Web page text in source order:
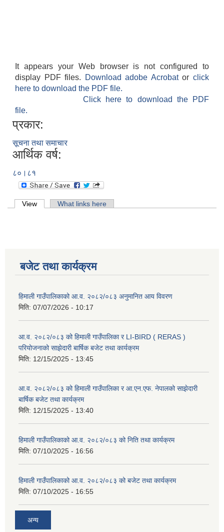
It appears your Web browser is not configured to
display PDF files.
Download adobe Acrobatorclick
here to download the PDF file.
Click here to download the PDF
file.
प्रकार:
सूचना तथा समाचार
आर्थिक वर्ष:
८०।८१
Primary tabs
View (active tab)What links here
बजेट तथा कार्यक्रम
हिमाली गाउँपालिकाको आ.व. २०८२/०८३ अनुमानित आय विवरण
मिति: 07/07/2026 - 10:17
आ.व. २०८२/०८३ को हिमाली गाउँपालिका र LI-BIRD ( RERAS )
परियोजनाको साझेदारी बार्षिक बजेट तथा कार्यक्रम
मिति: 12/15/2025 - 13:45
आ.व. २०८२/०८३ को हिमाली गाउँपालिका र आ.एन.एफ. नेपालको साझेदारी
बार्षिक बजेट तथा कार्यक्रम
मिति: 12/15/2025 - 13:40
हिमाली गाउँपालिकाको आ.व. २०८२/०८३ को निति तथा कार्यक्रम
मिति: 07/10/2025 - 16:56
हिमाली गाउँपालिकाको आ.व. २०८२/०८३ को बजेट तथा कार्यक्रम
मिति: 07/10/2025 - 16:55
अन्य